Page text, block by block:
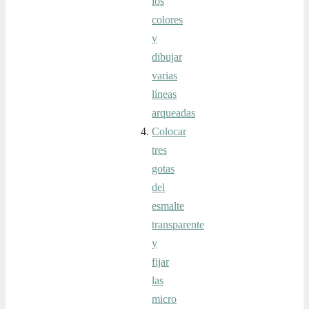
colores
y
dibujar
varias
líneas
arqueadas
Colocar
tres
gotas
del
esmalte
transparente
y
fijar
las
micro